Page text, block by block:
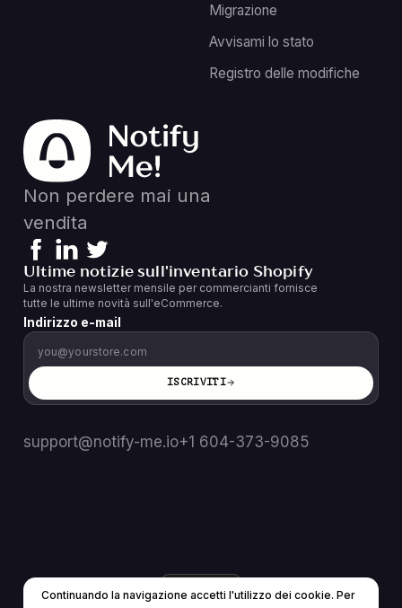
Continuando la navigazione accetti l'utilizzo dei cookie. Per
Migrazione
Avvisami lo stato
Registro delle modifiche
Non perdere mai una
vendita
Ultime notizie sull'inventario Shopify
La nostra newsletter mensile per commercianti fornisce
tutte le ultime novità sull'eCommerce.
Indirizzo e-mail
ISCRIVITI
support@notify-me.io+1 604-373-9085